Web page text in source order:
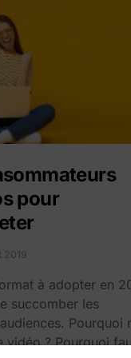
pour
2019
à adopter en
succomber les
Pourquoi
vidéo ? Pourquoi